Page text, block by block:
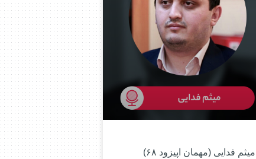
میثم فدایی (مهمان اپیزود ۶۸)